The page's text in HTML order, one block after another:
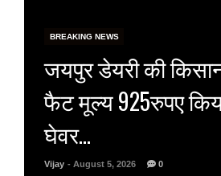
BREAKING NEWS
जयपुर डेयरी की
फैट मूल्य 925रुपए
घेवर…
Vijay - August 5, 2026 0